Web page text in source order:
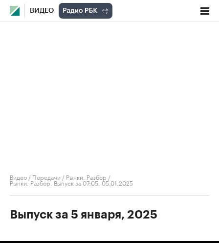
ВИДЕО
Видео / Передачи / Рынки. Разбор /
Рынки. Разбор. Выпуск за 07:05, 05.01.2025
Выпуск за 5 января, 2025